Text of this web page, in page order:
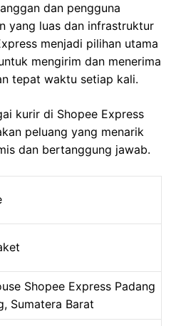
dan pengguna
yang luas dan infrastruktur
menjadi pilihan utama
mengirim dan menerima
tepat waktu setiap kali.
kurir di Shopee Express
peluang yang menarik
dan bertanggung jawab.
Shopee Express Padang
Sumatera Barat